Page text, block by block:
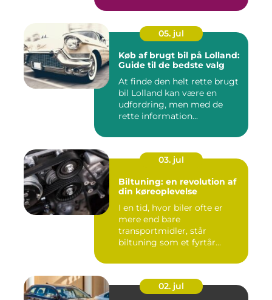
05. jul
Køb af brugt bil på Lolland:
Guide til de bedste valg
At finde den helt rette brugt
bil Lolland kan være en
udfordring, men med de
rette information...
03. jul
Biltuning: en revolution af
din køreoplevelse
I en tid, hvor biler ofte er
mere end bare
transportmidler, står
biltuning som et fyrtår...
02. jul